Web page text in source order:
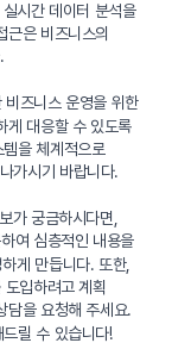
시간 데이터 분석을
근은 비즈니스의
비즈니스 운영을 위한
게 대응할 수 있도록
을 체계적으로
가시기 바랍니다.
가 궁금하시다면,
여 심층적인 내용을
게 만듭니다. 또한,
입하려고 계획
담을 요청해 주세요.
릴 수 있습니다!